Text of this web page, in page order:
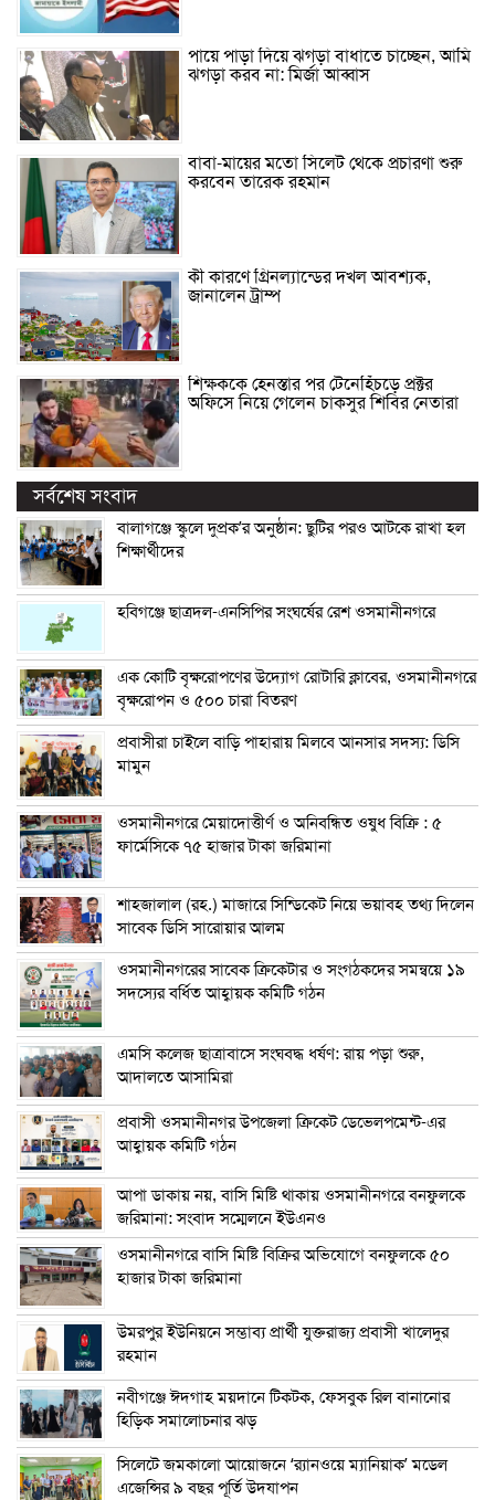
পায়ে পাড়া দিয়ে ঝগড়া বাধাতে চাচ্ছেন, আমি
ঝগড়া করব না: মির্জা আব্বাস
বাবা-মায়ের মতো সিলেট থেকে প্রচারণা শুরু
করবেন তারেক রহমান
কী কারণে গ্রিনল্যান্ডের দখল আবশ্যক,
জানালেন ট্রাম্প
শিক্ষককে হেনস্তার পর টেনেহিঁচড়ে প্রক্টর
অফিসে নিয়ে গেলেন চাকসুর শিবির নেতারা
সর্বশেষ সংবাদ
বালাগঞ্জে স্কুলে দুপ্রক’র অনুষ্ঠান: ছুটির পরও আটকে রাখা হল
শিক্ষার্থীদের
হবিগঞ্জে ছাত্রদল-এনসিপির সংঘর্ষের রেশ ওসমানীনগরে
এক কোটি বৃক্ষরোপণের উদ্যোগ রোটারি ক্লাবের, ওসমানীনগরে
বৃক্ষরোপন ও ৫০০ চারা বিতরণ
প্রবাসীরা চাইলে বাড়ি পাহারায় মিলবে আনসার সদস্য: ডিসি
মামুন
ওসমানীনগরে মেয়াদোত্তীর্ণ ও অনিবন্ধিত ওষুধ বিক্রি : ৫
ফার্মেসিকে ৭৫ হাজার টাকা জরিমানা
শাহজালাল (রহ.) মাজারে সিন্ডিকেট নিয়ে ভয়াবহ তথ্য দিলেন
সাবেক ডিসি সারোয়ার আলম
ওসমানীনগরের সাবেক ক্রিকেটার ও সংগঠকদের সমন্বয়ে ১৯
সদস্যের বর্ধিত আহ্বায়ক কমিটি গঠন
এম‌সি কলেজ ছাত্রাবাসে সংঘবদ্ধ ধর্ষণ: রায় পড়া শুরু,
আদালতে আসামিরা
প্রবাসী ওসমানীনগর উপজেলা ক্রিকেট ডেভেলপমেন্ট-এর
আহ্বায়ক কমিটি গঠন
আপা ডাকায় নয়, বাসি মিষ্টি থাকায় ওসমানীনগরে বনফুলকে
জরিমানা: সংবাদ সম্মেলনে ইউএনও
ওসমানীনগরে বাসি মিষ্টি বিক্রির অভিযোগে বনফুলকে ৫০
হাজার টাকা জরিমানা
উমরপুর ইউনিয়নে সম্ভাব্য প্রার্থী যুক্তরাজ্য প্রবাসী খালেদুর
রহমান
নবীগঞ্জে ঈদগাহ ময়দানে টিকটক, ফেসবুক রিল বানানোর
হিড়িক সমালোচনার ঝড়
সিলেটে জমকালো আয়োজনে ‘র‍্যানওয়ে ম্যানিয়াক’ মডেল
এজেন্সির ৯ বছর পূর্তি উদযাপন